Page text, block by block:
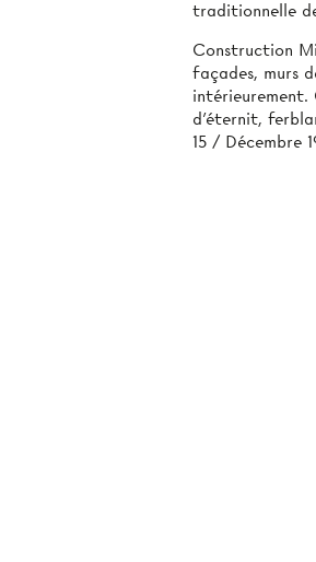
traditionnelle
Construction
façades, murs
intérieurement.
d'éternit,
15 / Décembre